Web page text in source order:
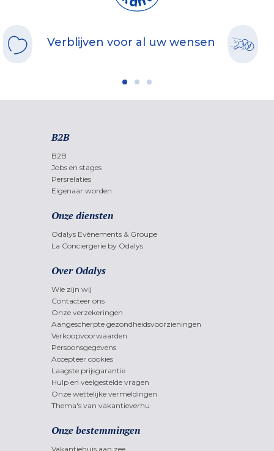
Verblijven voor al uw wensen
B2B
B2B
Jobs en stages
Persrelaties
Eigenaar worden
Onze diensten
Odalys Evènements & Groupe
La Conciergerie by Odalys
Over Odalys
Wie zijn wij
Contacteer ons
Onze verzekeringen
Aangescherpte gezondheidsvoorzieningen
Verkoopvoorwaarden
Persoonsgegevens
Accepteer cookies
Laagste prijsgarantie
Hulp en veelgestelde vragen
Onze wettelijke vermeldingen
Thema's van vakantieverhu
Onze bestemmingen
Vakantiehuis aan zee